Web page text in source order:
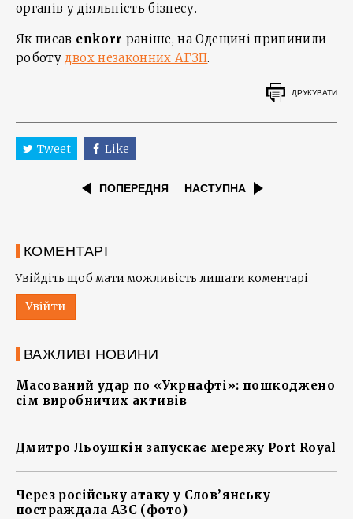
органів у діяльність бізнесу.
Як писав enkorr раніше, на Одещині припинили
роботудвох незаконних АГЗП.
ДРУКУВАТИ
Tweet Like
ПОПЕРЕДНЯ НАСТУПНА
КОМЕНТАРІ
Увійдіть щоб мати можливість лишати коментарі
Увійти
ВАЖЛИВІ НОВИНИ
Масований удар по «Укрнафті»: пошкоджено
сім виробничих активів
Дмитро Льоушкін запускає мережу Port Royal
Через російську атаку у Слов’янську
постраждала АЗС (фото)